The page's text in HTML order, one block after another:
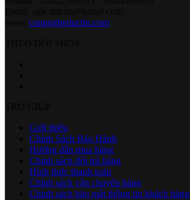
congngheductin.com
Giới thiệu
Chính Sách Bảo Hành
Hướng dẫn mua hàng
Chính sách đổi trả hàng
Hình thức thanh toán
Chính sách vận chuyển hàng
Chính sách bảo mật thông tin khách hàng